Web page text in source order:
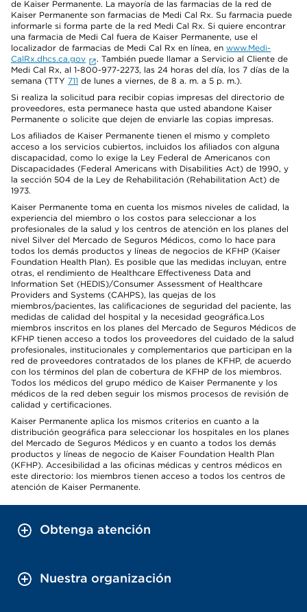
de Kaiser Permanente. La mayoría de las farmacias de la red de
Kaiser Permanente son farmacias de Medi Cal Rx. Su farmacia puede
informarle si forma parte de la red Medi Cal Rx. Si quiere encontrar
una farmacia de Medi Cal fuera de Kaiser Permanente, use el
localizador de farmacias de Medi Cal Rx en línea, en www.Medi-
CalRx.dhcs.ca.gov
. También puede llamar a Servicio al Cliente de
Medi Cal Rx, al 1-800-977-2273, las 24 horas del día, los 7 días de la
semana (TTY 711 de lunes a viernes, de 8 a. m. a 5 p. m.).
Si realiza la solicitud para recibir copias impresas del directorio de
proveedores, esta permanece hasta que usted abandone Kaiser
Permanente o solicite que dejen de enviarle las copias impresas.
Los afiliados de Kaiser Permanente tienen el mismo y completo
acceso a los servicios cubiertos, incluidos los afiliados con alguna
discapacidad, como lo exige la Ley Federal de Americanos con
Discapacidades (Federal Americans with Disabilities Act) de 1990, y
la sección 504 de la Ley de Rehabilitación (Rehabilitation Act) de
1973.
Kaiser Permanente toma en cuenta los mismos niveles de calidad, la
experiencia del miembro o los costos para seleccionar a los
profesionales de la salud y los centros de atención en los planes del
nivel Silver del Mercado de Seguros Médicos, como lo hace para
todos los demás productos y líneas de negocios de KFHP (Kaiser
Foundation Health Plan). Es posible que las medidas incluyan, entre
otras, el rendimiento de Healthcare Effectiveness Data and
Information Set (HEDIS)/Consumer Assessment of Healthcare
Providers and Systems (CAHPS), las quejas de los
miembros/pacientes, las calificaciones de seguridad del paciente, las
medidas de calidad del hospital y la necesidad geográfica.Los
miembros inscritos en los planes del Mercado de Seguros Médicos de
KFHP tienen acceso a todos los proveedores del cuidado de la salud
profesionales, institucionales y complementarios que participan en la
red de proveedores contratados de los planes de KFHP, de acuerdo
con los términos del plan de cobertura de KFHP de los miembros.
Todos los médicos del grupo médico de Kaiser Permanente y los
médicos de la red deben seguir los mismos procesos de revisión de
calidad y certificaciones.
Kaiser Permanente aplica los mismos criterios en cuanto a la
distribución geográfica para seleccionar los hospitales en los planes
del Mercado de Seguros Médicos y en cuanto a todos los demás
productos y líneas de negocio de Kaiser Foundation Health Plan
(KFHP). Accesibilidad a las oficinas médicas y centros médicos en
este directorio: los miembros tienen acceso a todos los centros de
atención de Kaiser Permanente.
Obtenga atención
Nuestra organización